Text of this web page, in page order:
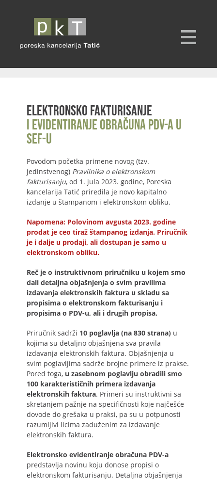
Elektronsko fakturisanje
i evidentiranje obračuna PDV-a u
SEF-u
Povodom početka primene novog (tzv.
jedinstvenog) Pravilnika o elektronskom
fakturisanju, od 1. jula 2023. godine, Poreska
kancelarija Tatić priredila je novo kapitalno
izdanje u štampanom i elektronskom obliku.
Napomena: Polovinom avgusta 2023. godine
prodat je ceo tiraž štampanog izdanja. Priručnik
je i dalje u prodaji, ali dostupan je samo u
elektronskom obliku.
Reč je o instruktivnom priručniku u kojem smo
dali detaljna objašnjenja o svim pravilima
izdavanja elektronskih faktura u skladu sa
propisima o elektronskom fakturisanju i
propisima o PDV-u, ali i drugih propisa.
Priručnik sadrži 10 poglavlja (na 830 strana) u
kojima su detaljno objašnjena sva pravila
izdavanja elektronskih faktura. Objašnjenja u
svim poglavljima sadrže brojne primere iz prakse.
Pored toga, u zasebnom poglavlju obradili smo
100 karakterističnih primera izdavanja
elektronskih faktura. Primeri su instruktivni sa
skretanjem pažnje na specifičnosti koje najčešće
dovode do grešaka u praksi, pa su u potpunosti
razumljivi licima zaduženim za izdavanje
elektronskih faktura.
Elektronsko evidentiranje obračuna PDV-a
predstavlja novinu koju donose propisi o
elektronskom fakturisanju. Detaljna objašnjenja